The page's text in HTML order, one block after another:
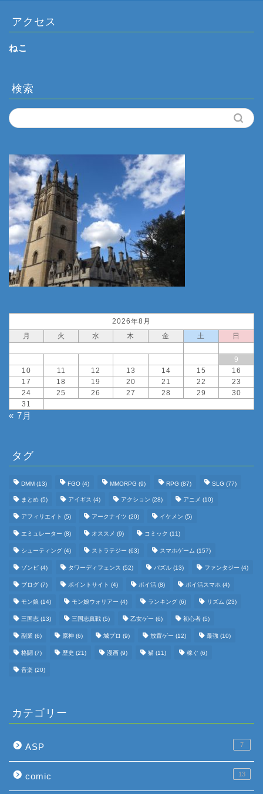
アクセス
ねこ
検索
2026年8月
月
火 水 木 金 土
日
9
10
11 12 13 14 15
16
17
18 19 20 21 22
23
24
25 26 27 28 29
30
31
« 7月
タグ
DMM (13) FGO (4) MMORPG (9) RPG (87) SLG (77)
まとめ (5) アイギス (4) アクション (28) アニメ (10)
アフィリエイト (5) アークナイツ (20) イケメン (5)
エミュレーター (8) オススメ (9) コミック (11)
シューティング (4) ストラテジー (63) スマホゲーム (157)
ゾンビ (4) タワーディフェンス (52) パズル (13) ファンタジー (4)
ブログ (7) ポイントサイト (4) ポイ活 (8) ポイ活スマホ (4)
モン娘 (14) モン娘ウォリアー (4) ランキング (6) リズム (23)
三国志 (13) 三国志真戦 (5) 乙女ゲー (6) 初心者 (5)
副業 (6) 原神 (6) 城プロ (9) 放置ゲー (12) 最強 (10)
格闘 (7) 歴史 (21) 漫画 (9) 猫 (11) 稼ぐ (6)
音楽 (20)
カテゴリー
ASP 7
comic 13